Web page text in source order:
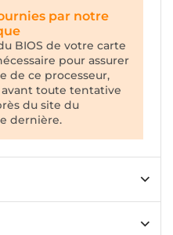
par notre
BIOS de votre carte
pour assurer
de ce processeur,
toute tentative
du site du
dernière.